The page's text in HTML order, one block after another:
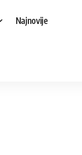
Najnovije